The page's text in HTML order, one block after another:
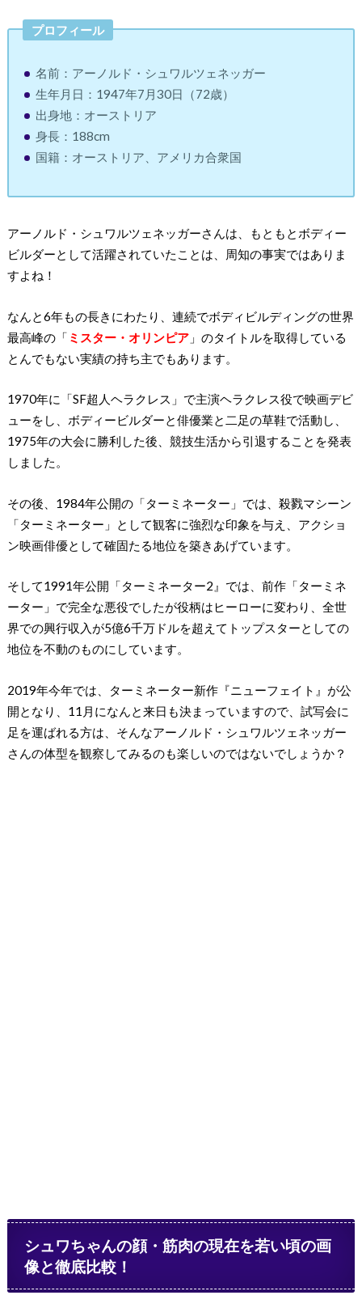
プロフィール
名前：アーノルド・シュワルツェネッガー
生年月日：1947年7月30日（72歳）
出身地：オーストリア
身長：188cm
国籍：オーストリア、アメリカ合衆国
アーノルド・シュワルツェネッガーさんは、もともとボディー
ビルダーとして活躍されていたことは、周知の事実ではありま
すよね！
なんと6年もの長きにわたり、連続でボディビルディングの世界
最高峰の「 ミスター・オリンピア」のタイトルを取得している
とんでもない実績の持ち主でもあります。
1970年に「SF超人ヘラクレス」で主演ヘラクレス役で映画デビ
ューをし、ボディービルダーと俳優業と二足の草鞋で活動し、
1975年の大会に勝利した後、競技生活から引退することを発表
しました。
その後、1984年公開の「ターミネーター」では、殺戮マシーン
「ターミネーター」として観客に強烈な印象を与え、アクショ
ン映画俳優として確固たる地位を築きあげています。
そして1991年公開「ターミネーター2』では、前作「ターミネ
ーター」で完全な悪役でしたが役柄はヒーローに変わり、全世
界での興行収入が5億6千万ドルを超えてトップスターとしての
地位を不動のものにしています。
2019年今年では、ターミネーター新作『ニューフェイト』が公
開となり、11月になんと来日も決まっていますので、試写会に
足を運ばれる方は、そんなアーノルド・シュワルツェネッガー
さんの体型を観察してみるのも楽しいのではないでしょうか？
シュワちゃんの顔・筋肉の現在を若い頃の画
像と徹底比較！